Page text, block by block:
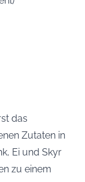
das
Zutaten in
Ei und Skyr
zu einem